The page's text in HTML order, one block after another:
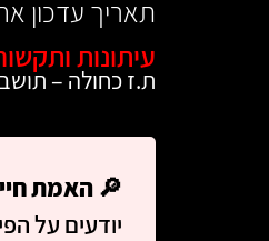
תאריך עדכון אחרון:
עיתונות
ת.ז כחולה –
🔎 האמת
יודעים על